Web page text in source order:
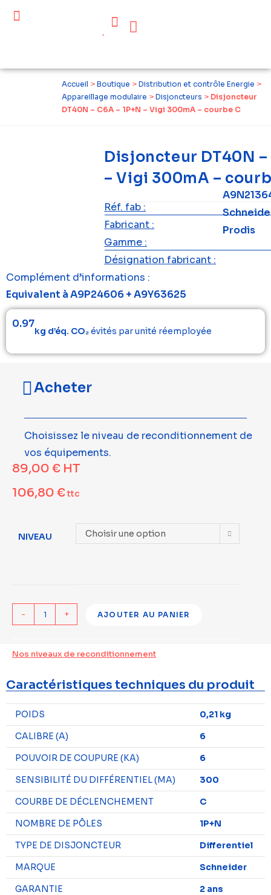
Accueil > Boutique > Distribution et contrôle Energie >
Appareillage modulaire > Disjoncteurs > Disjoncteur
DT40N – C6A – 1P+N – Vigi 300mA – courbe C
Disjoncteur DT40N –
– Vigi 300mA –
Réf. fab :
Fabricant :
Gamme :
Prodis
Désignation fabricant :
Complément d’informations :
Equivalent à A9P24606 + A9Y63625
0.97
kg d’éq. CO₂évités par unité réemployée
Acheter
Choisissez le niveau de reconditionnement de
vos équipements.
89,00 € HT
106,80 €ttc
NIVEAU Choisir une option
- + AJOUTER AU PANIER
Nos niveaux de reconditionnement
Caractéristiques techniques du produit
POIDS
0,21 kg
CALIBRE (A)
6
POUVOIR DE COUPURE (KA)
6
SENSIBILITÉ DU DIFFÉRENTIEL (MA)
300
COURBE DE DÉCLENCHEMENT
C
NOMBRE DE PÔLES
1P+N
TYPE DE DISJONCTEUR
Differentiel
MARQUE
Schneider
GARANTIE
2 ans